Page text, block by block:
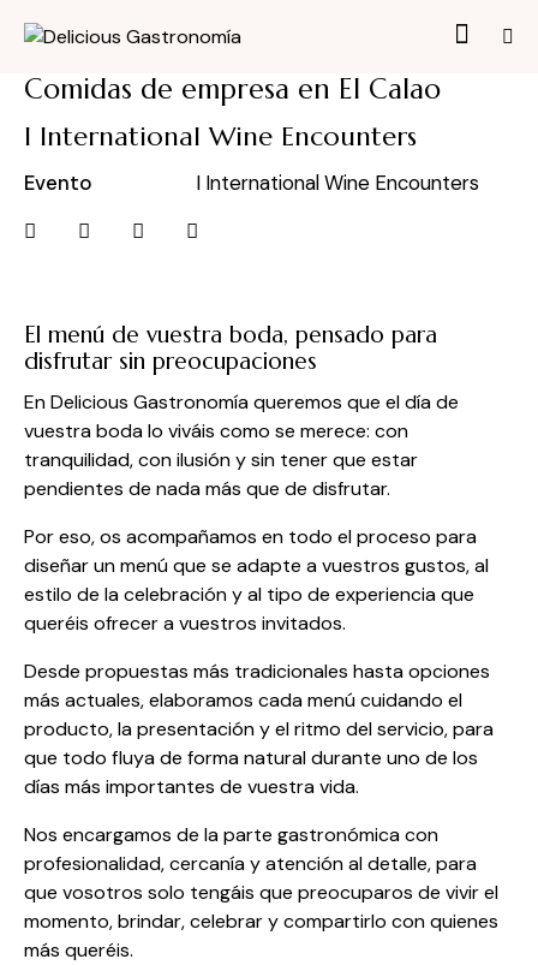
Comidas de empresa en El Calao
I International Wine Encounters
Evento I International Wine Encounters
El menú de vuestra boda, pensado para
disfrutar sin preocupaciones
En Delicious Gastronomía queremos que el día de
vuestra boda lo viváis como se merece: con
tranquilidad, con ilusión y sin tener que estar
pendientes de nada más que de disfrutar.
Por eso, os acompañamos en todo el proceso para
diseñar un menú que se adapte a vuestros gustos, al
estilo de la celebración y al tipo de experiencia que
queréis ofrecer a vuestros invitados.
Desde propuestas más tradicionales hasta opciones
más actuales, elaboramos cada menú cuidando el
producto, la presentación y el ritmo del servicio, para
que todo fluya de forma natural durante uno de los
días más importantes de vuestra vida.
Nos encargamos de la parte gastronómica con
profesionalidad, cercanía y atención al detalle, para
que vosotros solo tengáis que preocuparos de vivir el
momento, brindar, celebrar y compartirlo con quienes
más queréis.